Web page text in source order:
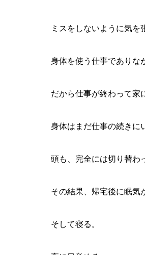
ミスをしないように気を
身体を使う仕事でありな
だから仕事が終わって家
身体はまだ仕事の続きに
頭も、完全には切り替わ
その結果、帰宅後に眠気
そして寝る。